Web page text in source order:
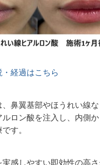
経過はこちら
、鼻翼基部やほうれい線
ロン酸を注入し、内側か
す。
感しやすい即効性の高